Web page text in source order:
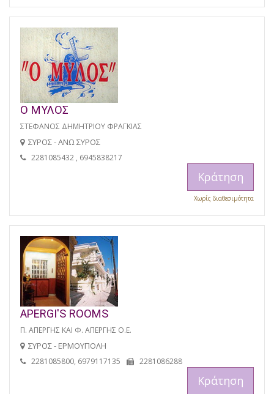
Ο ΜΥΛΟΣ
ΣΤΕΦΑΝΟΣ ΔΗΜΗΤΡΙΟΥ ΦΡΑΓΚΙΑΣ
ΣΥΡΟΣ - ΑΝΩ ΣΥΡΟΣ
2281085432 , 6945838217
Κράτηση
Χωρίς διαθεσιμότητα
APERGI'S ROOMS
Π. ΑΠΕΡΓΗΣ ΚΑΙ Φ. ΑΠΕΡΓΗΣ Ο.Ε.
ΣΥΡΟΣ - ΕΡΜΟΥΠΟΛΗ
2281085800, 6979117135 2281086288
Κράτηση